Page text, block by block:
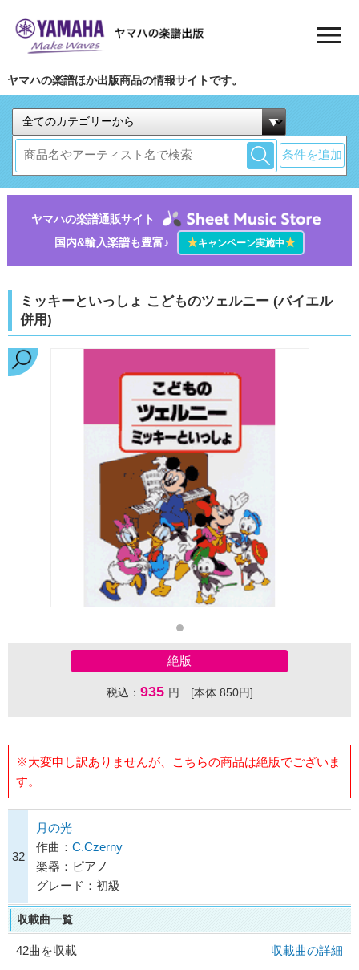
ヤマハの楽譜ほか出版商品の情報サイトです。
条件を追加
ヤマハの楽譜通販サイト
国内&輸入楽譜も豊富♪
★キャンペーン実施中★
ミッキーといっしょ こどものツェルニー (バイエル
併用)
絶版
税込： 935 円 [本体 850円]
※大変申し訳ありませんが、こちらの商品は絶版でございま
す。
32
月の光
作曲： C.Czerny
楽器：ピアノ
グレード：初級
収載曲一覧
42曲を収載
収載曲の詳細